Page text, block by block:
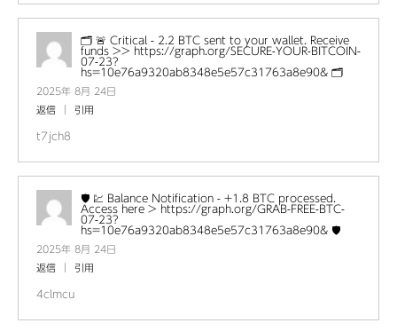
🗂 🚨 Critical - 2.2 BTC sent to your wallet. Receive
funds >> https://graph.org/SECURE-YOUR-BITCOIN-
07-23?
hs=10e76a9320ab8348e5e57c31763a8e90& 🗂
2025年 8月 24日
返信
引用
t7jch8
🛡 💹 Balance Notification - +1.8 BTC processed.
Access here > https://graph.org/GRAB-FREE-BTC-
07-23?
hs=10e76a9320ab8348e5e57c31763a8e90& 🛡
2025年 8月 24日
返信
引用
4clmcu